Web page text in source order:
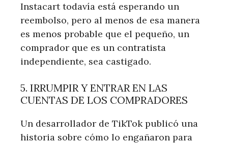
Instacart todavía está esperando un
reembolso, pero al menos de esa manera
es menos probable que el pequeño, un
comprador que es un contratista
independiente, sea castigado.
5. IRRUMPIR Y ENTRAR EN LAS
CUENTAS DE LOS COMPRADORES
Un desarrollador de TikTok publicó una
historia sobre cómo lo engañaron para